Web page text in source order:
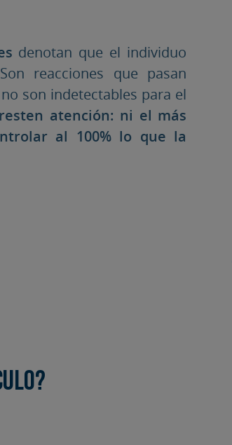
denotan que el individuo
reacciones que pasan
son indetectables para el
atención: ni el más
al 100% lo que la